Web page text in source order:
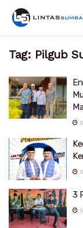
Tag: Pilgub
3